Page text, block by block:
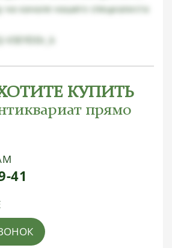
на канале нашего специалиста
КУПИТЬ
прямо
41